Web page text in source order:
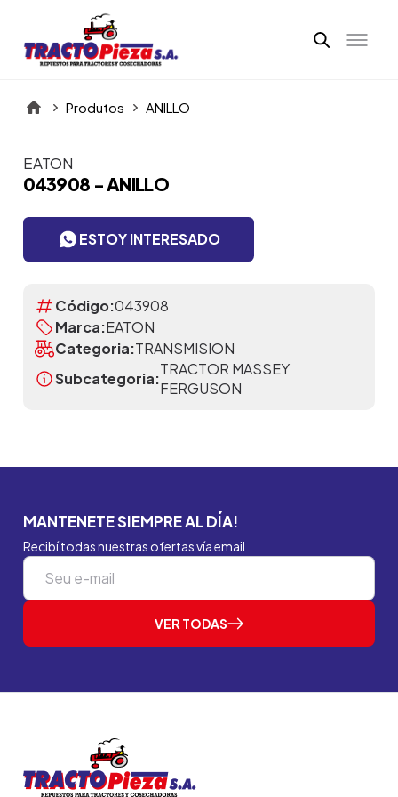
Produtos ANILLO
Itens da Galeria
EATON
043908 - ANILLO
ESTOY INTERESADO
Código:043908
Marca:EATON
Categoria:TRANSMISION
Subcategoria:
TRACTOR MASSEY
FERGUSON
MANTENETE SIEMPRE AL DÍA!
Recibí todas nuestras ofertas vía email
VER TODAS